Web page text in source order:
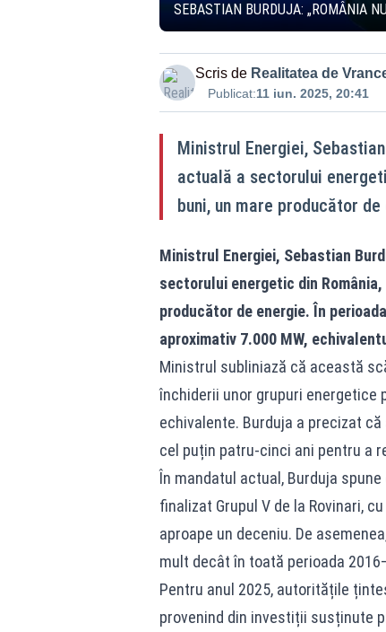
SEBASTIAN BURDUJA: „ROMÂNIA
Scris de Realitatea de
Publicat:11 iun. 2025, 20:41
Ministrul Energiei,
actuală a sectorului
buni, un mare producător de
Ministrul Energiei, Sebastian
sectorului energetic din
producător de energie. În
aproximativ 7.000 MW,
Ministrul subliniază că această
închiderii unor grupuri energetice
echivalente. Burduja a precizat
cel puțin patru-cinci ani pentru a
În mandatul actual, Burduja
finalizat Grupul V de la Rovinari,
aproape un deceniu. De
mult decât în toată perioada
Pentru anul 2025, autoritățile
provenind din investiții susținute